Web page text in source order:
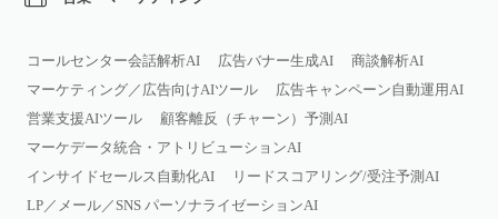
コールセンター会話解析AI 広告バナー生成AI
商談解析AI
マーケティング／広告向けAIツール
広告キャンペーン自動運用AI
営業支援AIツール
顧客離反（チャーン）予測AI
マーケデータ統合・アトリビューションAI
インサイドセールス自動化AI
リードスコアリング/受注予測AI
LP／メール／SNS パーソナライゼーションAI